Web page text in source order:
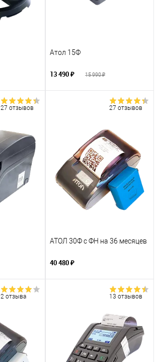
Атол 15Ф
13 490 ₽ 15 990 ₽
27 отзывов 27 отзывов
АТОЛ 30Ф с ФН на 36 месяцев
40 480 ₽
2 отзыва 13 отзывов